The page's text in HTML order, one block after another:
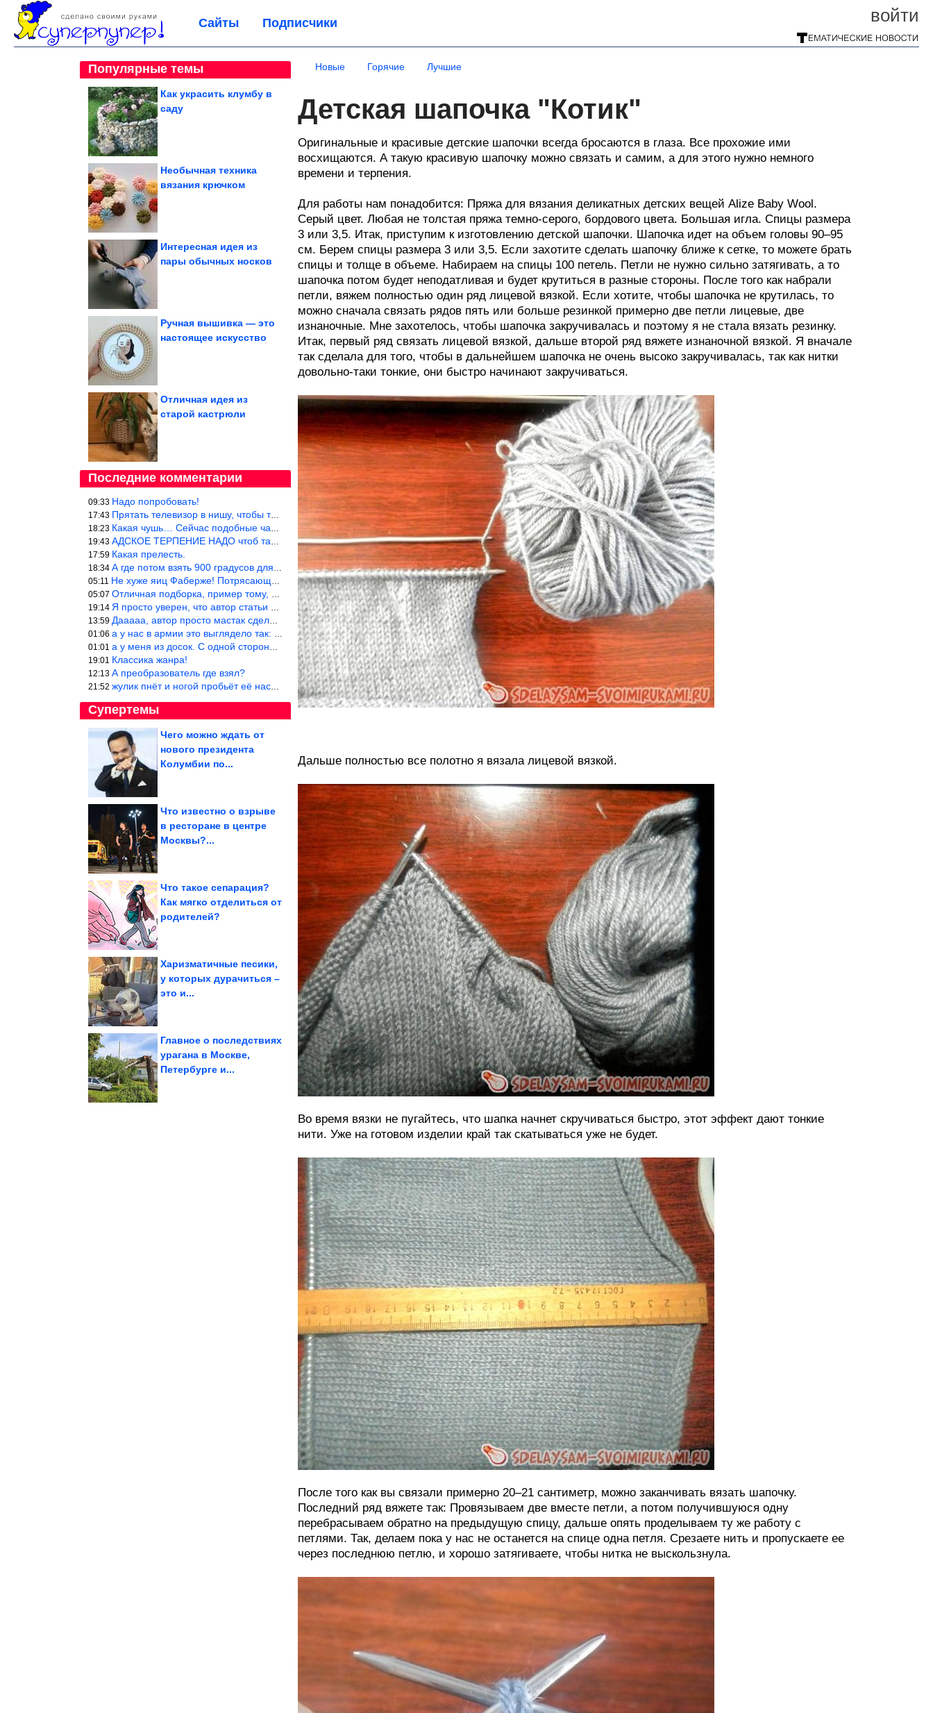
войти
Сайты Подписчики
Популярные темы
Как украсить клумбу в
саду
Необычная техника
вязания крючком
Интересная идея из
пары обычных носков
Ручная вышивка — это
настоящее искусство
Отличная идея из
старой кастрюли
Последние комментарии
09:33 Надо попробовать!
17:43 Прятать телевизор в нишу, чтобы тепло от ТВ не отводилось и теле
18:23 Какая чушь… Сейчас подобные часы в магазине стоят меньше 10 долл
19:43 АДСКОЕ ТЕРПЕНИЕ НАДО чтоб такое вышить
17:59 Какая прелесть.
18:34 А где потом взять 900 градусов для обжига?
05:11 Не хуже яиц Фаберже! Потрясающе!!! Молодчина....!!!
05:07 Отличная подборка, пример тому, чем можно и сейчас заниматься…
19:14 Я просто уверен, что автор статьи никогда не будет использовать
13:59 Дааааа, автор просто мастак сделать интригу на ровном месте! А н
01:06 а у нас в армии это выглядело так: снизу полозья из сваренные тр
01:01 а у меня из досок. С одной стороны сарай, а другая половина — ду
19:01 Классика жанра!
12:13 А преобразователь где взял?
21:52 жулик пнёт и ногой пробьёт её насквозь. Но даже если и никогда н
Супертемы
Почему массовая
распространяется и как
ей...
Чего можно ждать от
нового президента
Колумбии по...
Что известно о взрыве
в ресторане в центре
Москвы?...
Что такое сепарация?
Как мягко отделиться от
родителей?
Ключевой фактор.
Харизматичные песики,
у которых дурачиться –
это и...
фотографий времён
СССР
Главное о последствиях
урагана в Москве,
Петербурге и...
Новые Горячие Лучшие
Детская шапочка "Котик"
Оригинальные и красивые детские шапочки всегда бросаются в глаза. Все прохожие ими
восхищаются. А такую красивую шапочку можно связать и самим, а для этого нужно немного
времени и терпения.
Для работы нам понадобится: Пряжа для вязания деликатных детских вещей Alize Baby Wool.
Серый цвет. Любая не толстая пряжа темно-серого, бордового цвета. Большая игла. Спицы размера
3 или 3,5. Итак, приступим к изготовлению детской шапочки. Шапочка идет на объем головы 90–95
см. Берем спицы размера 3 или 3,5. Если захотите сделать шапочку ближе к сетке, то можете брать
спицы и толще в объеме. Набираем на спицы 100 петель. Петли не нужно сильно затягивать, а то
шапочка потом будет неподатливая и будет крутиться в разные стороны. После того как набрали
петли, вяжем полностью один ряд лицевой вязкой. Если хотите, чтобы шапочка не крутилась, то
можно сначала связать рядов пять или больше резинкой примерно две петли лицевые, две
изнаночные. Мне захотелось, чтобы шапочка закручивалась и поэтому я не стала вязать резинку.
Итак, первый ряд связать лицевой вязкой, дальше второй ряд вяжете изнаночной вязкой. Я вначале
так сделала для того, чтобы в дальнейшем шапочка не очень высоко закручивалась, так как нитки
довольно-таки тонкие, они быстро начинают закручиваться.
Дальше полностью все полотно я вязала лицевой вязкой.
Во время вязки не пугайтесь, что шапка начнет скручиваться быстро, этот эффект дают тонкие
нити. Уже на готовом изделии край так скатываться уже не будет.
После того как вы связали примерно 20–21 сантиметр, можно заканчивать вязать шапочку.
Последний ряд вяжете так: Провязываем две вместе петли, а потом получившуюся одну
перебрасываем обратно на предыдущую спицу, дальше опять проделываем ту же работу с
петлями. Так, делаем пока у нас не останется на спице одна петля. Срезаете нить и пропускаете ее
через последнюю петлю, и хорошо затягиваете, чтобы нитка не выскользнула.